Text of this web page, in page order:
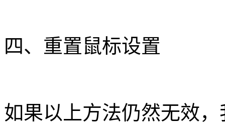
四、重置鼠标设置
如果以上方法仍然无效